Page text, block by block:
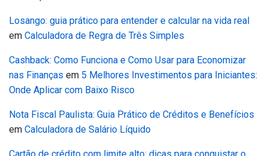
Losango: guia prático para entender e calcular na vida real
em Calculadora de Regra de Três Simples
Cashback: Como Funciona e Como Usar para Economizar
nas Finanças em 5 Melhores Investimentos para Iniciantes:
Onde Aplicar com Baixo Risco
Nota Fiscal Paulista: Guia Prático de Créditos e Benefícios
em Calculadora de Salário Líquido